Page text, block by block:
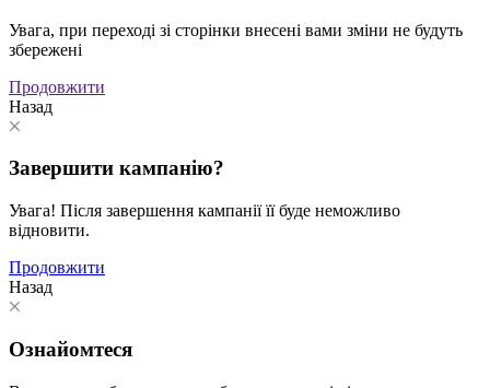
Увага, при переході зі сторінки внесені вами зміни не будуть
збережені
Продовжити
Назад
Завершити кампанію?
Увага! Після завершення кампанії її буде неможливо
відновити.
Продовжити
Назад
Ознайомтеся